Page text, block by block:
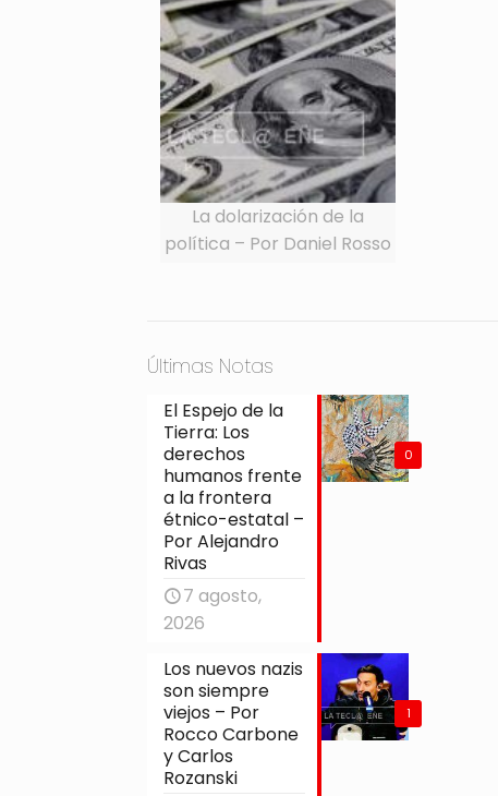
La dolarización de la
política – Por Daniel Rosso
Últimas Notas
0
El Espejo de la
Tierra: Los
derechos
humanos frente
a la frontera
étnico-estatal –
Por Alejandro
Rivas
7 agosto,
2026
1
Los nuevos nazis
son siempre
viejos – Por
Rocco Carbone
y Carlos
Rozanski